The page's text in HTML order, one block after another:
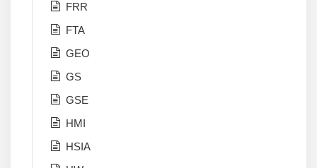
FRR
FTA
GEO
GS
GSE
HMI
HSIA